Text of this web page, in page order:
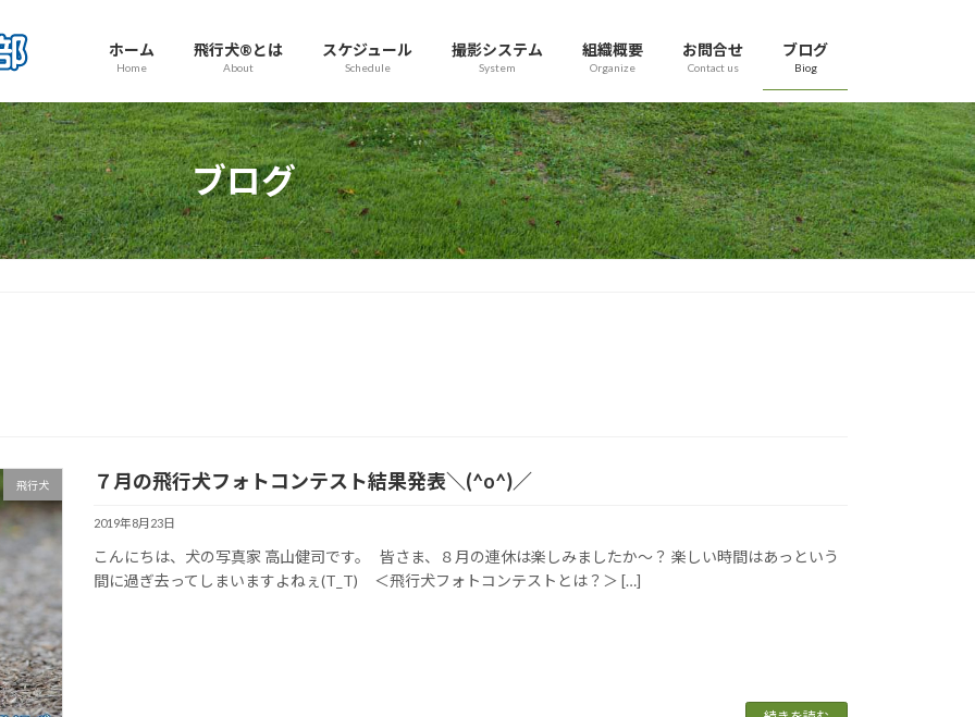
ホーム
Home
飛行犬®とは
About
スケジュール
Schedule
撮影システム
System
組織概要
Organize
お問合せ
Contact us
ブログ
Biog
ブログ
飛行犬 ７月の飛行犬フォトコンテスト結果発表＼(^o^)／
2019年8月23日
こんにちは、犬の写真家 高山健司です。 皆さま、８月の連休は楽しみましたか～？ 楽しい時間はあっという
間に過ぎ去ってしまいますよねぇ(T_T) ＜飛行犬フォトコンテストとは？＞ […]